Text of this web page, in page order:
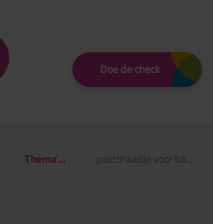
Doe de check
Thema's rondom alcohol